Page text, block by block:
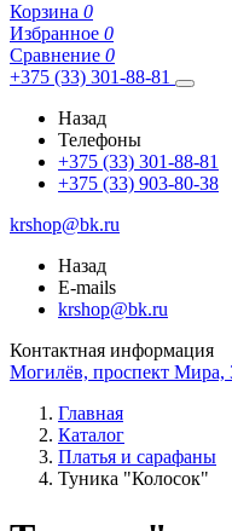
Корзина 0
Избранное 0
Сравнение 0
+375 (33) 301-88-81
Назад
Телефоны
+375 (33) 301-88-81
+375 (33) 903-80-38
krshop@bk.ru
Назад
E-mails
krshop@bk.ru
Контактная информация
Могилёв, проспект Мира,
Главная
Каталог
Платья и сарафаны
Туника "Колосок"